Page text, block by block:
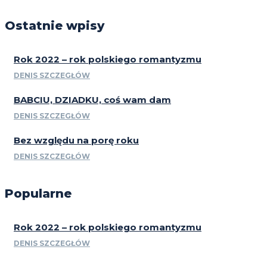
Ostatnie wpisy
Rok 2022 – rok polskiego romantyzmu
DENIS SZCZEGŁÓW
BABCIU, DZIADKU, coś wam dam
DENIS SZCZEGŁÓW
Bez względu na porę roku
DENIS SZCZEGŁÓW
Popularne
Rok 2022 – rok polskiego romantyzmu
DENIS SZCZEGŁÓW